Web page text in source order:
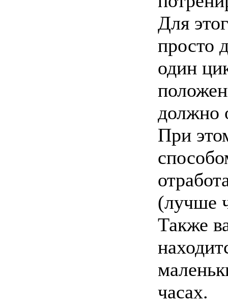
Для
просто
один
должно
При
(лучше
Также
часах.